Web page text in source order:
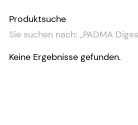
Produktsuche
Sie suchen nach: „PADMA
Keine Ergebnisse gefunden.